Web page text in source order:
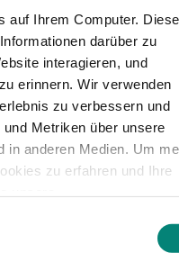
auf Ihrem Computer. Diese
darüber zu
interagieren, und
erinnern. Wir verwenden
zu verbessern und
Metriken über unsere
in anderen Medien. Um
zu erfahren und Ihre
laboral de